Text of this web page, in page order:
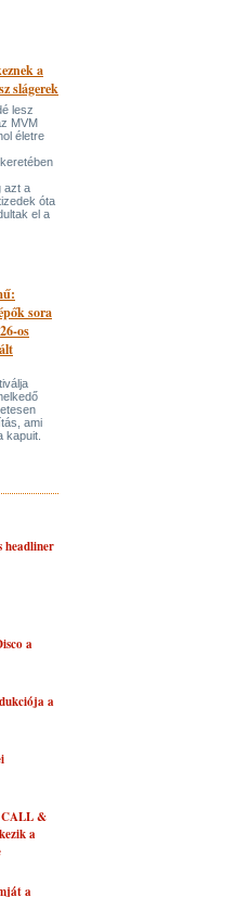
a
slágerek
lesz
MVM
életre
azt a
óta
el a
sora
os
ami
kapuit.
headliner
a
a
CALL &
a
a